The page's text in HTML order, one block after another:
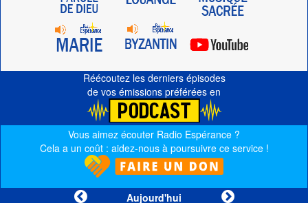
Réécoutez les derniers épisodes
de vos émissions préférées en
Vous aimez écouter Radio Espérance ?
Cela a un coût : aidez-nous à poursuivre ce service !
Aujourd'hui